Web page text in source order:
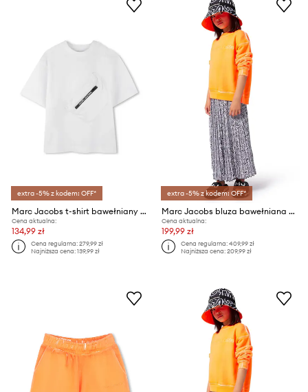
extra -5% z kodem: OFF*
Marc Jacobs t-shirt bawełniany dziecięcy
Cena aktualna:
134,99 zł
Cena regularna:279,99 zł
Najniższa cena:139,99 zł
extra -5% z kodem: OFF*
Marc Jacobs bluza bawełniana dziecięca
Cena aktualna:
199,99 zł
Cena regularna:409,99 zł
Najniższa cena:209,99 zł